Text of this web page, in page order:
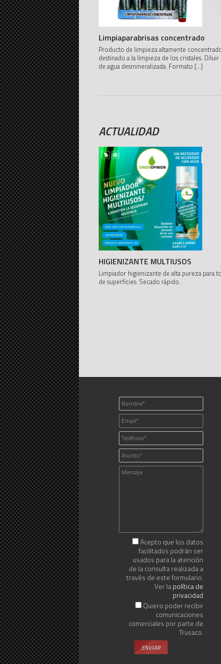
Limpiaparabrisas concentrado
Producto de limpieza altamente
destinado a la limpieza de los cristales.
de agua desmineralizada. Formato [...]
ACTUALIDAD
HIGIENIZANTE MULTIUSOS
Limpiador higienizante de alta pureza para
de superficies. Secado rápido.
Acepto que los datos
facilitados podrán ser
usados para la atención
de la consulta realizada a
través de este formulario.
Ver lapolítica de
privacidad
Quiero poder recibir
comunicaciones
comerciales por parte de
Trusaco.